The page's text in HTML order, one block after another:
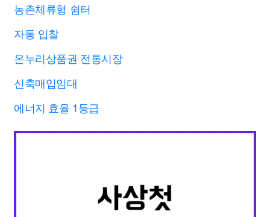
농촌체류형 쉼터
자동 입찰
온누리상품권 전통시장
신축매입임대
에너지 효율 1등급